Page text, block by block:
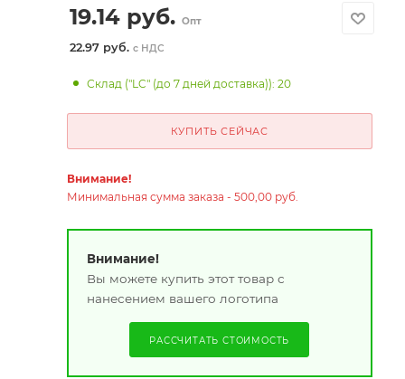
19.14руб. Опт
22.97 руб. с НДС
Склад ("LC" (до 7 дней доставка)): 20
КУПИТЬ СЕЙЧАС
Внимание!
Минимальная сумма заказа - 500,00 руб.
Внимание!
Вы можете купить этот товар с
нанесением вашего логотипа
РАССЧИТАТЬ СТОИМОСТЬ